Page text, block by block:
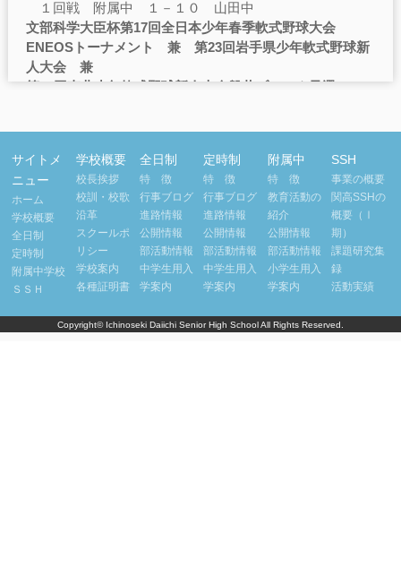
１回戦 附属中 １－１０ 山田中
文部科学大臣杯第17回全日本少年春季軟式野球大会
ENEOSトーナメント 兼 第23回岩手県少年軟式野球新
人大会 兼
令和7年度第３8回フリーデン杯中学校野球大会
１回戦 附属・平泉中 ０ － ８ 磐井中
令和7年度一関地方新人大会
１回戦 附属・平泉中 ３ － ７ 大東・川崎・千厩
中
令和7年度第３５回岩手県南宮城県北中学校野球大会
１回戦 附属・平泉中 ４ － １４ 花泉中
ソフトボール部
サイトメ
ニュー
ホーム
学校概要
全日制
定時制
附属中学校
ＳＳＨ
学校概要
校長挨拶
校訓・校歌
沿革
スクールポ
リシー
学校案内
各種証明書
全日制
特 徴
行事ブログ
進路情報
公開情報
部活動情報
中学生用入
学案内
定時制
特 徴
行事ブログ
進路情報
公開情報
部活動情報
中学生用入
学案内
附属中
特 徴
教育活動の
紹介
公開情報
部活動情報
小学生用入
学案内
SSH
事業の概要
関高SSHの
概要（Ⅰ
期）
課題研究集
録
活動実績
Copyright© Ichinoseki Daiichi Senior High SchoolAll Rights Reserved.